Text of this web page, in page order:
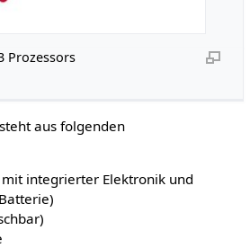
Prozessors
aus folgenden
integrierter Elektronik und